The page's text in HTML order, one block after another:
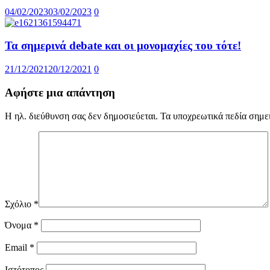
04/02/202303/02/2023 0
Τα σημερινά debate και οι μονομαχίες του τότε!
21/12/2021 20/12/2021 0
Αφήστε μια απάντηση
Η ηλ. διεύθυνση σας δεν δημοσιεύεται. Τα υποχρεωτικά πεδία
Σχόλιο *
Όνομα *
Email *